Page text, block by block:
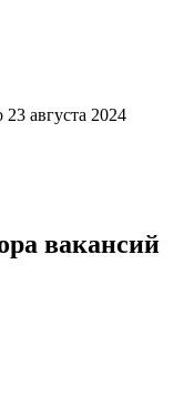
23 августа 2024
вакансий